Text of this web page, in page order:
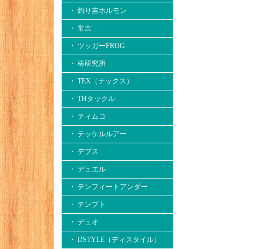
・ 釣り吉ホルモン
・ 常吉
・ ツッガーFROG
・ 椿研究所
・ TEX（テックス）
・ THタックル
・ ティムコ
・ テッケルルアー
・ デプス
・ デュエル
・ テンフィートアンダー
・ テンプト
・ デュオ
・ DSTYLE（ディスタイル）